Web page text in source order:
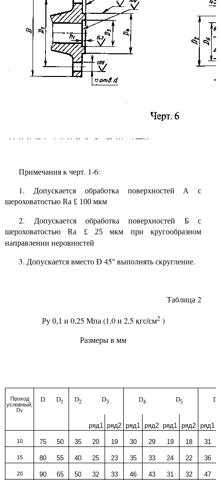
Примечания к черт. 1-6:
1. Допускается обработка поверхностей А с
шероховатостью Ra £ 100 мкм
2. Допускается обработка поверхностей Б с
шероховатостьюRa £ 25мкм при кругообразном
направлении неровностей
3. Допускается вместоÐ 45° выполнять скругление.
Таблица 2
Py 0,1 и 0,25 Мпа (1,0 и 2,5 кгс/см2)
Размеры в мм
Проход
условный,
Dy
D D1 D2 D3 D4 D5 D
ряд1 ряд2 ряд1 ряд2 ряд1 ряд2 ряд1
10 75 50 35 20 19 30 29 19 18 31
15 80 55 40 25 23 35 33 24 22 36
20 90 65 50 32 33 46 43 31 32 47